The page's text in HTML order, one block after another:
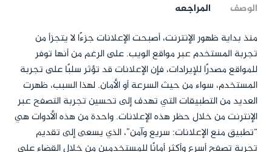
الوصف
المراجعه
منذ بداية ظهور الإنترنت، أصبحت الإعلانات جزءًا لا يتجزأ من
تجربة المستخدم عبر مواقع الويب. على الرغم من أنها توفر
للمواقع مصدرًا للإيرادات، فإن الإعلانات قد تؤثر سلبًا على تجربة
المستخدم، سواء من حيث السرعة أو الأمان. لهذا السبب، ظهرت
العديد من التطبيقات التي تهدف إلى تحسين تجربة التصفح عبر
الإنترنت من خلال حظر هذه الإعلانات. واحدة من هذه الأدوات هي
“تطبيق منع الإعلانات: سريع وآمن”، الذي يسعى إلى تقديم
تجربة تصفح أسرع وأكثر أمانًا للمستخدمين من خلال القضاء على